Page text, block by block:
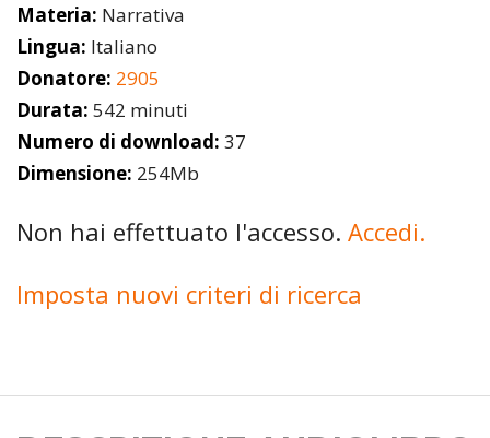
Materia: Narrativa
Lingua: Italiano
Donatore: 2905
Durata: 542 minuti
Numero di download: 37
Dimensione: 254Mb
Non hai effettuato l'accesso. Accedi.
Imposta nuovi criteri di ricerca